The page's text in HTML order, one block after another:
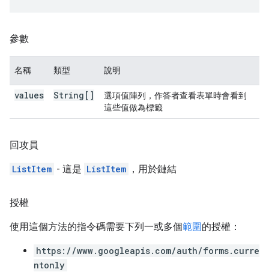
參數
名稱 類型 說明
values String[]
選項值陣列，作答者查看表單時會看到
這些值做為標籤
回攻員
ListItem - 這是 ListItem ，用於鏈結
授權
使用這個方法的指令碼需要下列一或多個範圍的授權：
https://www.googleapis.com/auth/forms.curre
ntonly